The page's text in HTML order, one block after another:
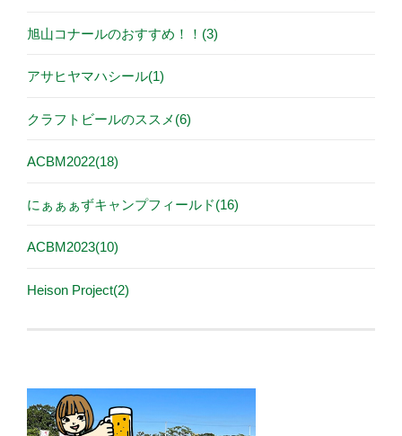
旭山コナールのおすすめ！！(3)
アサヒヤマハシール(1)
クラフトビールのススメ(6)
ACBM2022(18)
にぁぁぁずキャンプフィールド(16)
ACBM2023(10)
Heison Project(2)